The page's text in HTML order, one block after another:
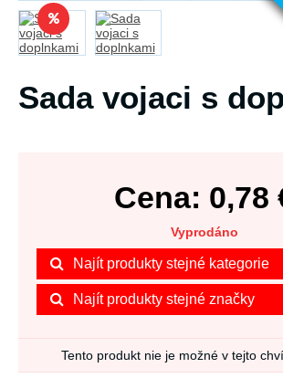
Sada vojaci s
Cena: 0,78
Vyprodáno
Najít produkty stejné kategorie
Najít produkty stejné značky
Tento produkt nie je možné v tejto